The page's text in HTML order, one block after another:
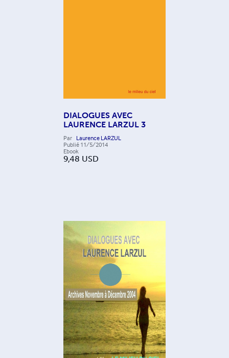
DIALOGUES AVEC
LAURENCE LARZUL 3
Par Laurence LARZUL
Publié 11/5/2014
Ebook
9,48 USD